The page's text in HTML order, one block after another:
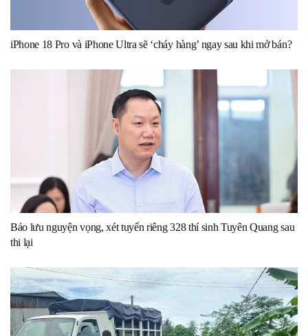
iPhone 18 Pro và iPhone Ultra sẽ ‘cháy hàng’ ngay sau khi mở bán?
Bảo lưu nguyện vọng, xét tuyển riêng 328 thí sinh Tuyên Quang sau
thi lại